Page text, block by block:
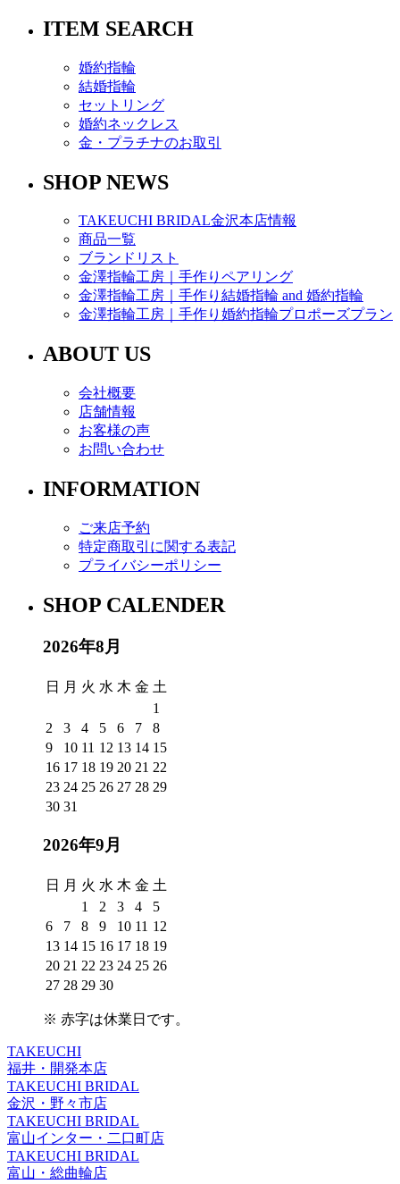
ITEM SEARCH
婚約指輪
結婚指輪
セットリング
婚約ネックレス
金・プラチナのお取引
SHOP NEWS
TAKEUCHI BRIDAL金沢本店情報
商品一覧
ブランドリスト
金澤指輪工房｜手作りペアリング
金澤指輪工房｜手作り結婚指輪 and 婚約指輪
金澤指輪工房｜手作り婚約指輪プロポーズプラン
ABOUT US
会社概要
店舗情報
お客様の声
お問い合わせ
INFORMATION
ご来店予約
特定商取引に関する表記
プライバシーポリシー
SHOP CALENDER
2026年8月
日 月 火 水 木 金 土
1
2
3 4 5 6 7
8
9
10 11 12 13 14 15
16 17 18 19 20 21 22
23 24 25 26 27 28 29
30 31
2026年9月
日 月 火 水 木 金 土
1
2 3 4
5
6
7 8 9 10 11 12
13 14 15 16 17 18 19
20 21 22 23 24 25 26
27 28 29 30
※ 赤字は休業日 です。
TAKEUCHI
福井・開発本店
TAKEUCHI BRIDAL
金沢・野々市店
TAKEUCHI BRIDAL
富山インター・二口町店
TAKEUCHI BRIDAL
富山・総曲輪店